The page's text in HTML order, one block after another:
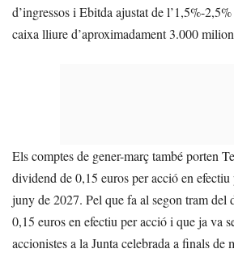
d’ingressos i Ebitda ajustat de l’1,5%-
caixa lliure d’aproximadament 3.000
Els comptes de gener-març també porten
dividend de 0,15 euros per acció en
juny de 2027. Pel que fa al segon tram del
0,15 euros en efectiu per acció i que ja va
accionistes a la Junta celebrada a finals de